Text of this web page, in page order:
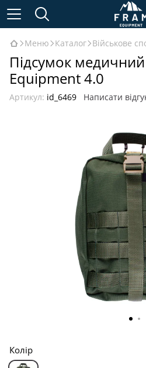
Меню Каталог Військове
Підсумок
Equipment 4.0
Артикул: id_6469 Написати
Колір